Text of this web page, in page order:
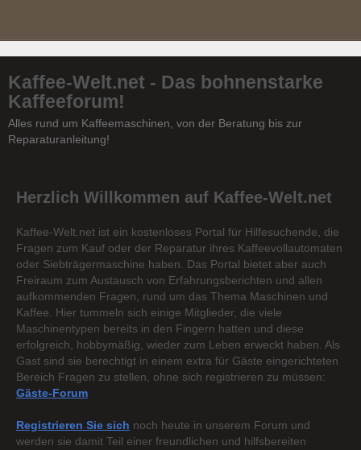
Kaffee-Welt.net - Das bohnenstarke
Kaffeeforum!
Alles rund um Kaffeemaschinen, von der Beratung bis zur
Reparaturanleitung!
Herzlich Willkommen auf Kaffee-Welt.net
Kaffee-Welt.net ist ein kostenloses Portal für Hilfesuchende, die
Fragen zum Kauf oder der Reparatur ihres Kaffeevollautomaten
oder Siebträgermaschine haben. Das Portal bietet aber auch
Freiraum zum Austausch von Erfahrungsberichten und allen
aufkommenden Fragen, rund um das Thema Maschinen und
Kaffee. Hier tummeln sich einige Mitglieder, die viele
Maschinentypen bereits in den Fingern hatten und diese
erfolgreich, hobbymäßig, wieder zum Leben erweckt haben. Als
Gast sind sie berechtigt in einem extra für Gäste eingerichteten
Bereich Fragen zu stellen, ohne sich registrieren zu müssen:
Gäste-Forum
Registrieren Sie sich noch heute in unserem Forum und
werden sie damit Teil einer freundlichen und hilfsbereiten